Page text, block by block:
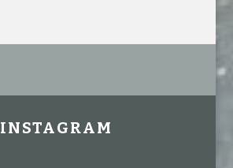
INSTAGRAM